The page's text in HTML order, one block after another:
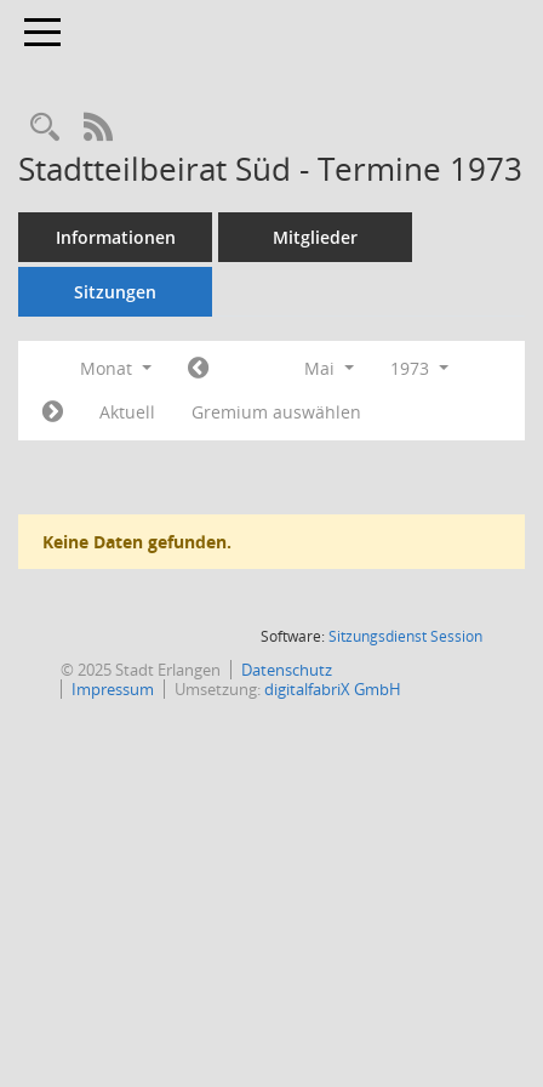
Toggle navigation
Rechercheauswahl
RSS-Feed
Stadtteilbeirat Süd - Termine 1973
Informationen Mitglieder
Sitzungen
Monat Mai
1973
Aktuell
Gremium auswählen
Keine Daten gefunden.
Software:SitzungsdienstSession(Wird in
© 2025 Stadt Erlangen
Datenschutz
Impressum
Umsetzung:digitalfabriX GmbH